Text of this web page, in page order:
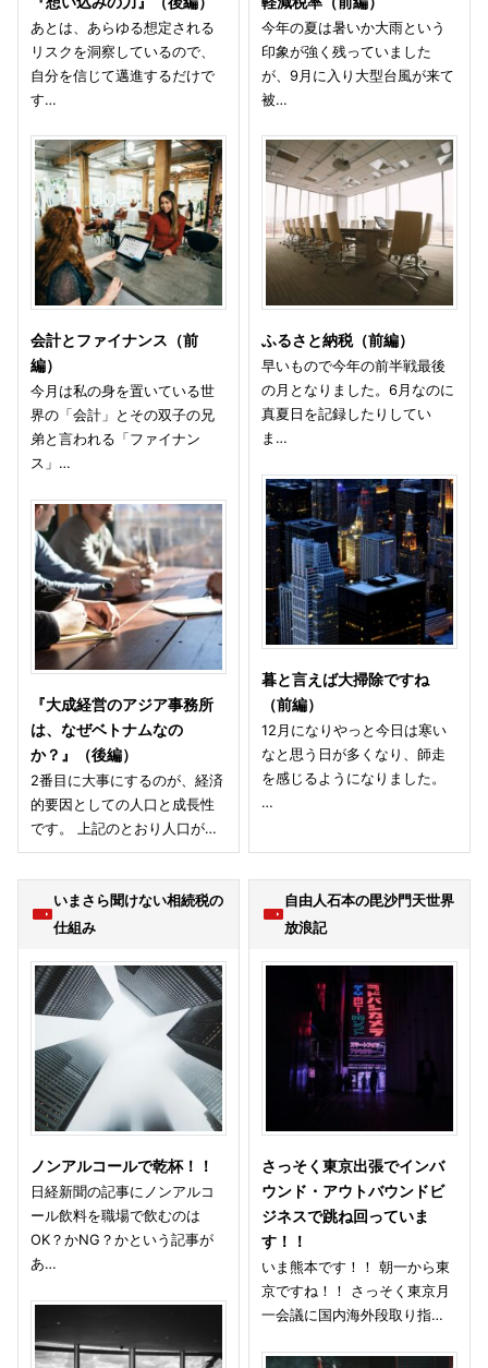
あとは、あらゆる想定される
リスクを洞察しているので、
自分を信じて邁進するだけで
す…
会計とファイナンス（前
編）
今月は私の身を置いている世
界の「会計」とその双子の兄
弟と言われる「ファイナン
ス」…
『大成経営のアジア事務所
は、なぜベトナムなの
か？』（後編）
2番目に大事にするのが、経済
的要因としての人口と成長性
です。 上記のとおり人口が…
今年の夏は暑いか大雨という
印象が強く残っていました
が、9月に入り大型台風が来て
被…
ふるさと納税（前編）
早いもので今年の前半戦最後
の月となりました。6月なのに
真夏日を記録したりしてい
ま…
暮と言えば大掃除ですね
（前編）
12月になりやっと今日は寒い
なと思う日が多くなり、師走
を感じるようになりました。
…
いまさら聞けない相続税の
仕組み
ノンアルコールで乾杯！！
日経新聞の記事にノンアルコ
ール飲料を職場で飲むのは
OK？かNG？かという記事が
あ…
自由人石本の毘沙門天世界
放浪記
さっそく東京出張でインバ
ウンド・アウトバウンドビ
ジネスで跳ね回っていま
す！！
いま熊本です！！ 朝一から東
京ですね！！ さっそく東京月
一会議に国内海外段取り指…